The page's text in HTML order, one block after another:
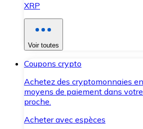
XRP
Voir toutes
Coupons crypto
Achetez des cryptomonnaies
moyens de paiement dans
proche.
Acheter avec espèces